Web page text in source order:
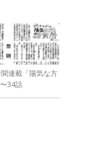
連載「陽気な方
34話